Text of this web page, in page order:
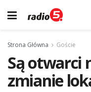
Strona Główna Goście
Są otwarci
zmianie